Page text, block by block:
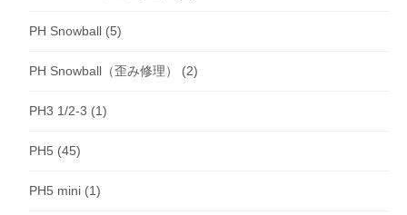
PH Snowball (5)
PH Snowball（歪み修理） (2)
PH3 1/2-3 (1)
PH5 (45)
PH5 mini (1)